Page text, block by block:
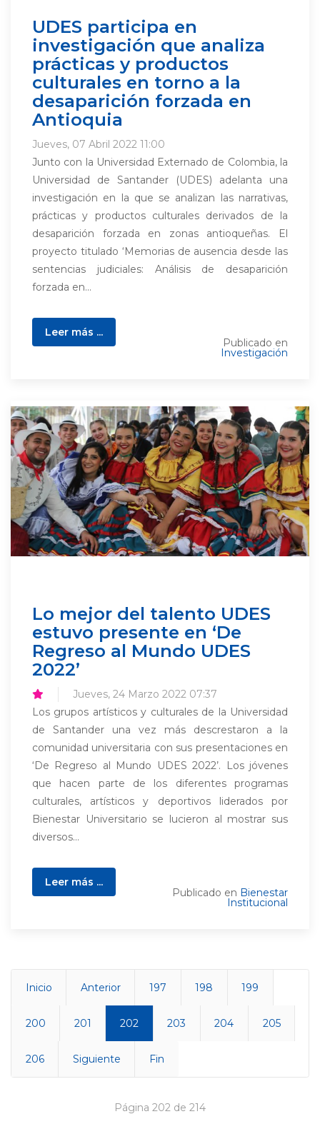
UDES participa en
investigación que analiza
prácticas y productos
culturales en torno a la
desaparición forzada en
Antioquia
Jueves, 07 Abril 2022 11:00
Junto con la Universidad Externado de Colombia, la
Universidad de Santander (UDES) adelanta una
investigación en la que se analizan las narrativas,
prácticas y productos culturales derivados de la
desaparición forzada en zonas antioqueñas. El
proyecto titulado ‘Memorias de ausencia desde las
sentencias judiciales: Análisis de desaparición
forzada en...
Leer más ...
Publicado en
Investigación
Lo mejor del talento UDES
estuvo presente en ‘De
Regreso al Mundo UDES
2022’
Jueves, 24 Marzo 2022 07:37
Los grupos artísticos y culturales de la Universidad
de Santander una vez más descrestaron a la
comunidad universitaria con sus presentaciones en
‘De Regreso al Mundo UDES 2022’. Los jóvenes
que hacen parte de los diferentes programas
culturales, artísticos y deportivos liderados por
Bienestar Universitario se lucieron al mostrar sus
diversos...
Leer más ...
Publicado en Bienestar
Institucional
Inicio Anterior 197 198 199
200 201 202 203 204 205
206 Siguiente Fin
Página 202 de 214